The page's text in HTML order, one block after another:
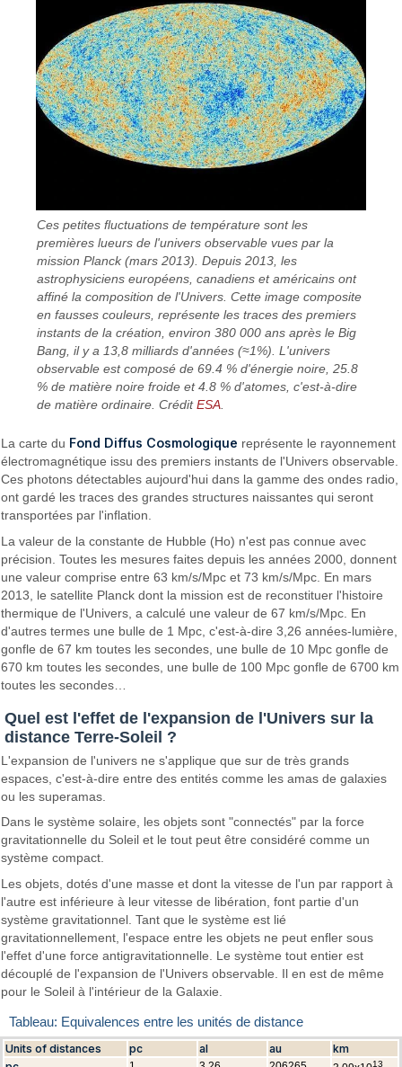
Ces petites fluctuations de température sont les
premières lueurs de l'univers observable vues par la
mission Planck (mars 2013). Depuis 2013, les
astrophysiciens européens, canadiens et américains ont
affiné la composition de l'Univers. Cette image composite
en fausses couleurs, représente les traces des premiers
instants de la création, environ 380 000 ans après le Big
Bang, il y a 13,8 milliards d'années (≈1%). L'univers
observable est composé de 69.4 % d'énergie noire, 25.8
% de matière noire froide et 4.8 % d'atomes, c'est-à-dire
de matière ordinaire. CréditESA
La carte du Fond Diffus Cosmologique représente le rayonnement
électromagnétique issu des premiers instants de l'Univers observable.
Ces photons détectables aujourd'hui dans la gamme des ondes radio,
ont gardé les traces des grandes structures naissantes qui seront
transportées par l'inflation.
La valeur de la constante de Hubble (Hο) n'est pas connue avec
précision. Toutes les mesures faites depuis les années 2000, donnent
une valeur comprise entre 63 km/s/Mpc et 73 km/s/Mpc. En mars
2013, le satellite Planck dont la mission est de reconstituer l'histoire
thermique de l'Univers, a calculé une valeur de 67 km/s/Mpc. En
d'autres termes une bulle de 1 Mpc, c'est-à-dire 3,26 années-lumière,
gonfle de 67 km toutes les secondes, une bulle de 10 Mpc gonfle de
670 km toutes les secondes, une bulle de 100 Mpc gonfle de 6700 km
toutes les secondes…
Quel est l'effet de l'expansion de l'Univers sur la
distance Terre-Soleil ?
L'expansion de l'univers ne s'applique que sur de très grands
espaces, c'est-à-dire entre des entités comme les amas de galaxies
ou les superamas.
Dans le système solaire, les objets sont "connectés" par la force
gravitationnelle du Soleil et le tout peut être considéré comme un
système compact.
Les objets, dotés d'une masse et dont la vitesse de l'un par rapport à
l'autre est inférieure à leur vitesse de libération, font partie d'un
système gravitationnel. Tant que le système est lié
gravitationnellement, l'espace entre les objets ne peut enfler sous
l'effet d'une force antigravitationnelle. Le système tout entier est
découplé de l'expansion de l'Univers observable. Il en est de même
pour le Soleil à l'intérieur de la Galaxie.
Tableau: Equivalences entre les unités de distance
Units of distances pc al au
km
13